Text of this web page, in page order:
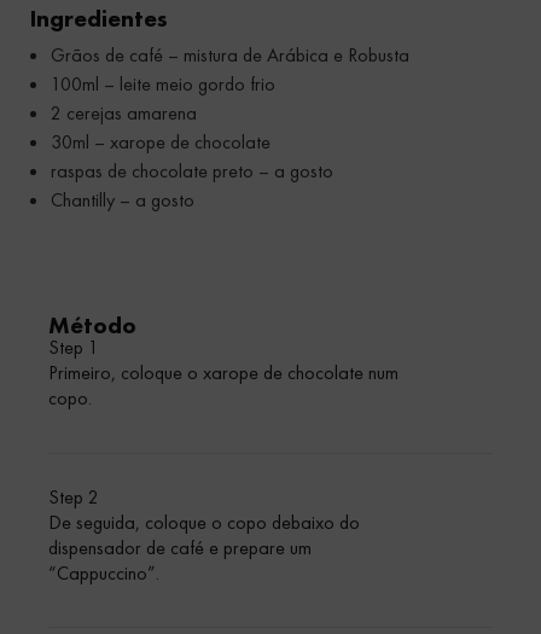
Ingredientes
Grãos de café – mistura de Arábica e Robusta
100ml – leite meio gordo frio
2 cerejas amarena
30ml – xarope de chocolate
raspas de chocolate preto – a gosto
Chantilly – a gosto
Método
Step 1
Primeiro, coloque o xarope de chocolate num
copo.
Step 2
De seguida, coloque o copo debaixo do
dispensador de café e prepare um
“Cappuccino”.